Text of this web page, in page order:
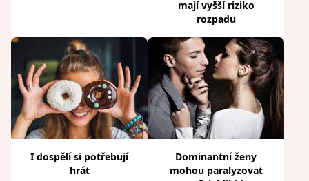
mají vyšší riziko
rozpadu
I dospělí si potřebují
hrát
Dominantní ženy
mohou paralyzovat